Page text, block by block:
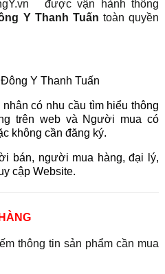
được vận hành thông
Y Thanh Tuấn toàn quyền
Y Thanh Tuấn
có nhu cầu tìm hiểu thông
trên web và Người mua có
không cần đăng ký.
bán, người mua hàng, đại lý,
cập Website.
thông tin sản phẩm cần mua